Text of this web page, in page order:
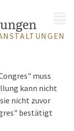
muss
kann nicht
nicht zuvor
bestätigt